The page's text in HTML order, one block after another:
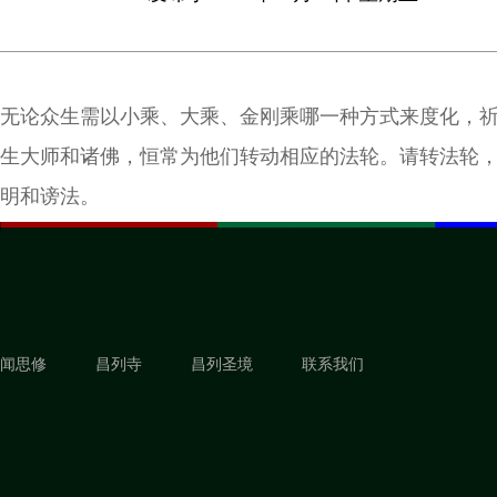
无论众生需以小乘、大乘、金刚乘哪一种方式来度化，
生大师和诸佛，恒常为他们转动相应的法轮。请转法轮
明和谤法。
闻思修 昌列寺 昌列圣境 联系我们